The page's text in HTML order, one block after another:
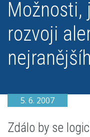
Možnosti,
rozvoji
5. 6. 2007
Zdálo by se